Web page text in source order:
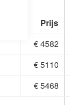
Prijs
€ 4582
€ 5110
€ 5468